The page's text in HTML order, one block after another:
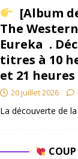
[Album
The
Eureka .
titres à 10
et 21 heures
20 juillet 2026
La découverte de
COUP